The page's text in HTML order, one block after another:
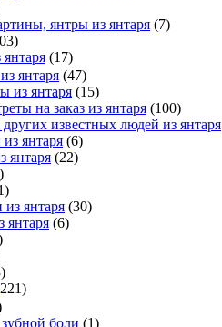
янтры из янтаря (7)
(17)
янтаря (47)
из янтаря (15)
на заказ из янтаря (100)
известных людей из янтаря
янтаря (6)
янтаря (22)
из янтаря (30)
янтаря (6)
боли (1)